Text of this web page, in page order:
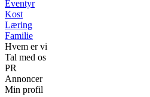
Eventyr
Kost
Læring
Familie
Hvem er vi
Tal med os
PR
Annoncer
Min profil